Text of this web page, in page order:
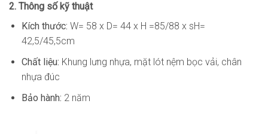
2. Thông số kỹ thuật
Kích thước: W= 58 x D= 44 x H =85/88 x sH=
42,5/45,5cm
Chất liệu: Khung lưng nhựa, mặt lót nệm bọc vải, chân
nhựa đúc
Bảo hành: 2 năm